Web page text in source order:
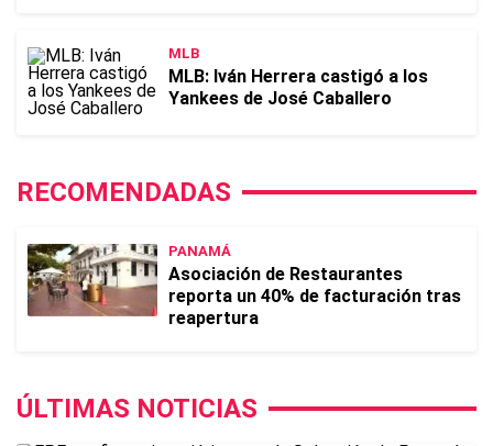
MLB
MLB: Iván Herrera castigó a los
Yankees de José Caballero
RECOMENDADAS
PANAMÁ
Asociación de Restaurantes
reporta un 40% de facturación tras
reapertura
ÚLTIMAS NOTICIAS